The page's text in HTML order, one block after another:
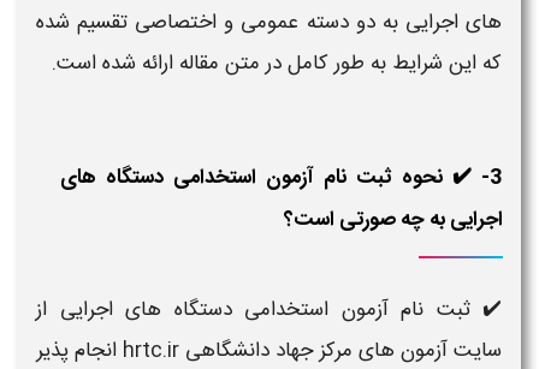
های اجرایی به دو دسته عمومی و اختصاصی تقسیم شده
که این شرایط به طور کامل در متن مقاله ارائه شده است.
3- ✔️ نحوه ثبت نام آزمون استخدامی دستگاه های
اجرایی به چه صورتی است؟
✔️ ثبت نام آزمون استخدامی دستگاه های اجرایی از
سایت آزمون های مرکز جهاد دانشگاهی hrtc.ir انجام پذیر